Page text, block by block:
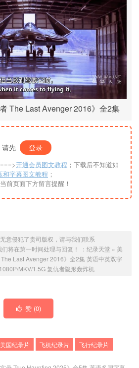
The Last Avenger 2016》全2集
请先 登录
开通会员图文教程 ；下载后不知道如
和字幕图文教程 ；
前页面下方留言提醒！
意侵犯了贵司版权，请与我们联系
将在第一时间处理与回复！ ： 纪录天堂» 美
Last Avenger 2016》全2集 英语中英双字
MKV/1.5G 复仇者隐形轰炸机
赞 (0)
美国纪录片 飞机纪录片 飞行纪录片